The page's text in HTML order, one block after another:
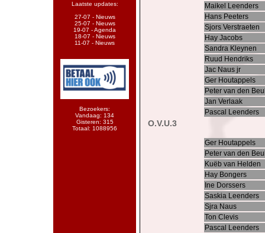
Laatste updates:
27-07 - Nieuws
25-07 - Nieuws
19-07 - Agenda
18-07 - Nieuws
11-07 - Nieuws
Bezoekers:
Vandaag: 134
Gisteren: 315
Totaal: 1088956
Maikel Leenders
Hans Peeters
Sjors Verstraeten
Hay Jacobs
Sandra Kleynen
Ruud Hendriks
Jac Naus jr
Ger Houtappels
Peter van den
Jan Verlaak
Pascal Leenders
O.V.U.3
Ger Houtappels
Peter van den
Kuëb van Helden
Hay Bongers
Ine Dorssers
Saskia Leenders
Sjra Naus
Ton Clevis
Pascal Leenders